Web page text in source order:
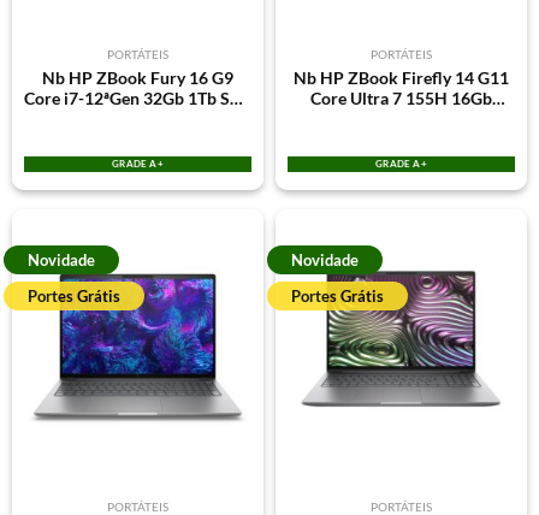
PORTÁTEIS
Nb HP ZBook Fury 16 G9
Core i7-12ªGen 32Gb 1Tb SSD
GRADE A+
PORTÁTEIS
Nb HP ZBook Firefly 14 G11
Core Ultra 7 155H 16Gb
GRADE A+
Novidade
Portes Grátis
PORTÁTEIS
Novidade
Portes Grátis
PORTÁTEIS